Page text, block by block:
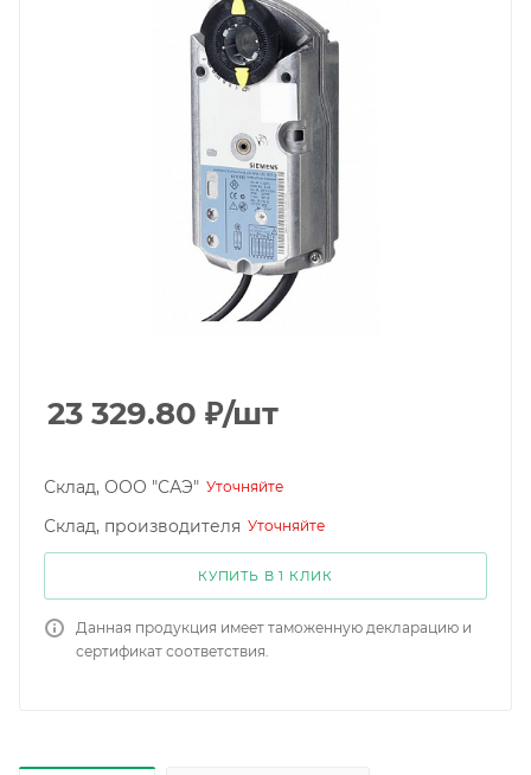
23 329.80 ₽/шт
Склад, ООО "САЭ" Уточняйте
Склад, производителя Уточняйте
КУПИТЬ В 1 КЛИК
Данная продукция имеет таможенную декларацию и
сертификат соответствия.